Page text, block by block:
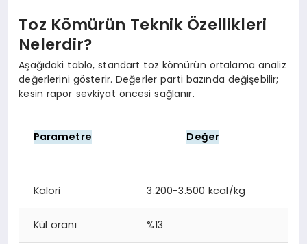
Toz Kömürün Teknik Özellikleri
Nelerdir?
Aşağıdaki tablo, standart toz kömürün ortalama analiz
değerlerini gösterir. Değerler parti bazında değişebilir;
kesin rapor sevkiyat öncesi sağlanır.
Parametre Değer
Kalori 3.200-3.500 kcal/kg
Kül oranı %13